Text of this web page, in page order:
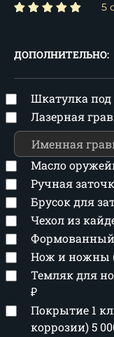
5
ДОПОЛНИТЕЛЬНО:
Шкатулка под
Лазерная
Масло
Ручная
Брусок для
Чехол из
Формованный
Нож и ножны
Темляк для
₽
Покрытие 1
коррозии)5